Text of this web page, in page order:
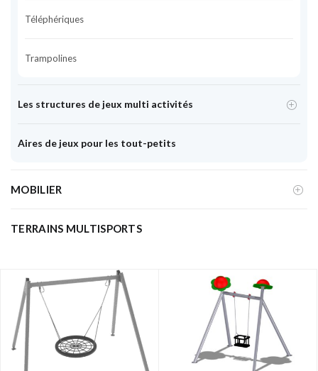
Téléphériques
Trampolines
Les structures de jeux multi activités
Aires de jeux pour les tout-petits
MOBILIER
TERRAINS MULTISPORTS